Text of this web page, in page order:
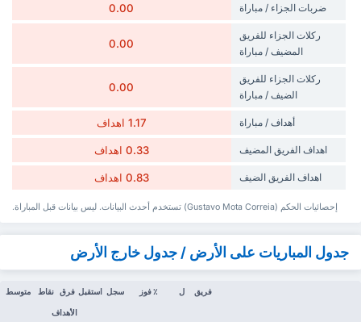
ضربات الجزاء / مباراة 0.00
‏ركلات الجزاء للفريق
المضيف / مباراة
0.00
‏ركلات الجزاء للفريق
الضيف / مباراة
0.00
أهداف / مباراة 1.17 اهداف
‏اهداف الفريق المضيف 0.33 اهداف
‏اهداف الفريق الضيف 0.83 اهداف
إحصائيات الحكم (Gustavo Mota Correia) تستخدم أحدث البيانات. ليس بيانات قبل المباراة.
جدول المباريات على الأرض / جدول خارج الأرض
فريق ل ٪ فوز سجل استقبل فرق
الأهداف
نقاط متوسط